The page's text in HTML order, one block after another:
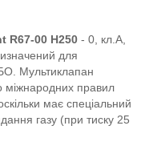
R67-00 H250 - 0, кл.А,
для
Мультиклапан
міжнародних правил
має спеціальний
газу (при тиску 25